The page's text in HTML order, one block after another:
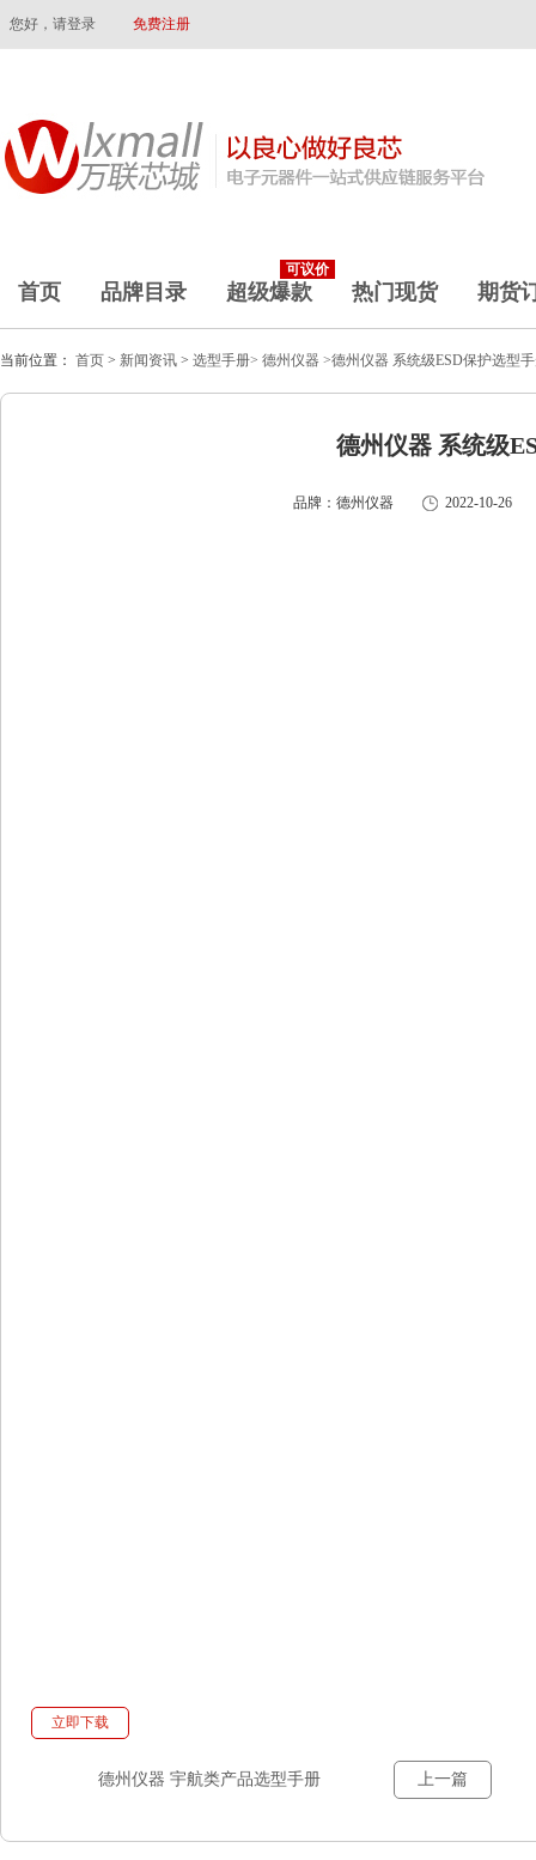
您好，请登录 免费注册
首页 品牌目录
可议价
超级爆款 热门现货 期货
当前位置： 首页 > 新闻资讯 > 选型手册> 德州仪器 >德州仪器 系统级ESD保护选型
德州仪器 系统级
品牌：德州仪器 2022-10-26
立即下载
德州仪器 宇航类产品选型手册 上一篇